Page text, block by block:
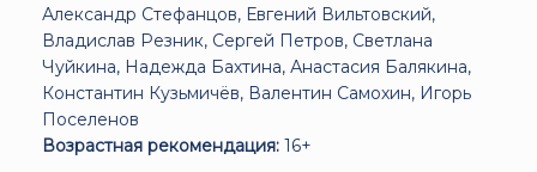
Александр Стефанцов, Евгений Вильтовский,
Владислав Резник, Сергей Петров, Светлана
Чуйкина, Надежда Бахтина, Анастасия Балякина,
Константин Кузьмичёв, Валентин Самохин, Игорь
Поселенов
Возрастная рекомендация: 16+